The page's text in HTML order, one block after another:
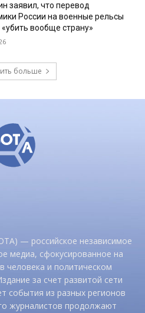
заявил, что перевод
России на военные рельсы
вообще страну»
больше
— российское независимое
медиа, сфокусированное на
человека и политическом
за счет развитой сети
события из разных регионов
журналистов продолжают